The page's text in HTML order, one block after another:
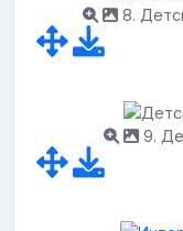
8.
9.